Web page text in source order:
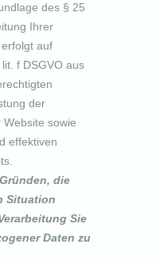
des § 25
Ihrer
auf
f DSGVO aus
der
sowie
effektiven
die
Situation
Sie
Daten zu